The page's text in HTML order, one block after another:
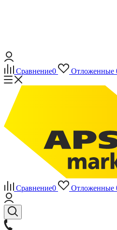
Сравнение0 Отложенные
Сравнение0 Отложенные